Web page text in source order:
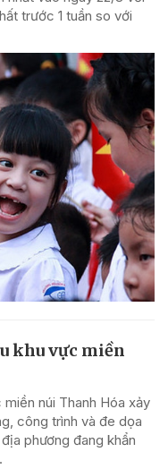
trước 1 tuần so với
khu vực miền
núi Thanh Hóa xảy
công trình và đe dọa
phương đang khẩn